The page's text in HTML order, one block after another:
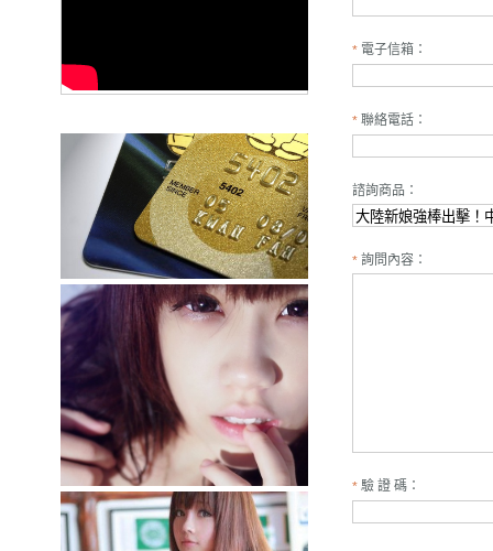
* 電子信箱：
* 聯絡電話：
諮詢商品：
* 詢問內容：
* 驗 證 碼：